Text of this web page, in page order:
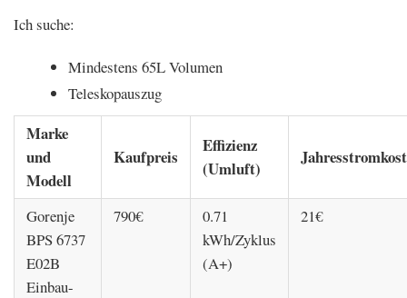
Ich suche:
Mindestens 65L Volumen
Teleskopauszug
Marke
und
Modell
Kaufpreis
Effizienz
(Umluft)
Gorenje
BPS 6737
E02B
Einbau-
790€
0.71
kWh/Zyklus
(A+)
21€